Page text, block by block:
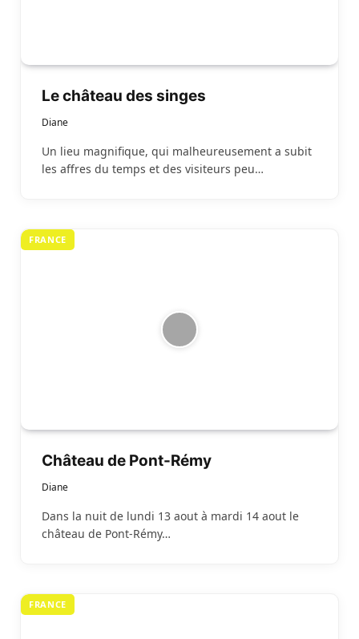
Le château des singes
Diane
Un lieu magnifique, qui malheureusement a subit
les affres du temps et des visiteurs peu…
FRANCE
Château de Pont-Rémy
Diane
Dans la nuit de lundi 13 aout à mardi 14 aout le
château de Pont-Rémy…
FRANCE